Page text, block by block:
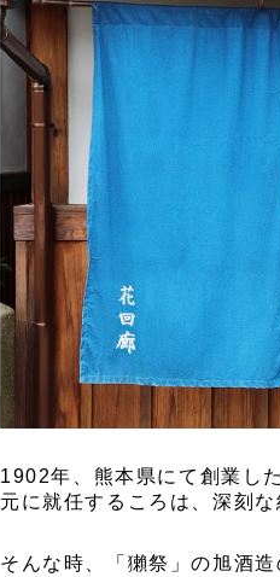
1902年、熊本県にて創業し
元に就任するころは、深刻
そんな時、「獺祭」の旭酒